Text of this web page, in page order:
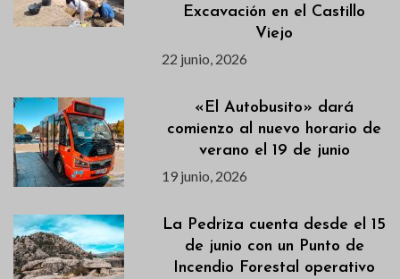
Excavación en el Castillo
Viejo
22 junio, 2026
«El Autobusito» dará
comienzo al nuevo horario de
verano el 19 de junio
19 junio, 2026
La Pedriza cuenta desde el 15
de junio con un Punto de
Incendio Forestal operativo